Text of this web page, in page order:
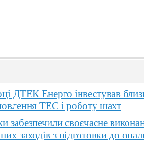
ДТЕК Енерго інвестував
ТЕС і роботу шахт
забезпечили своєчасне
заходів з підготовки до